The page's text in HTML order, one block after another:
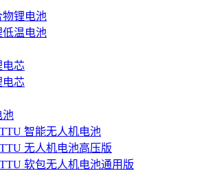
物锂电池
低温电池
电芯
电芯
池
智能无人机电池
无人机电池高压版
软包无人机电池通用版